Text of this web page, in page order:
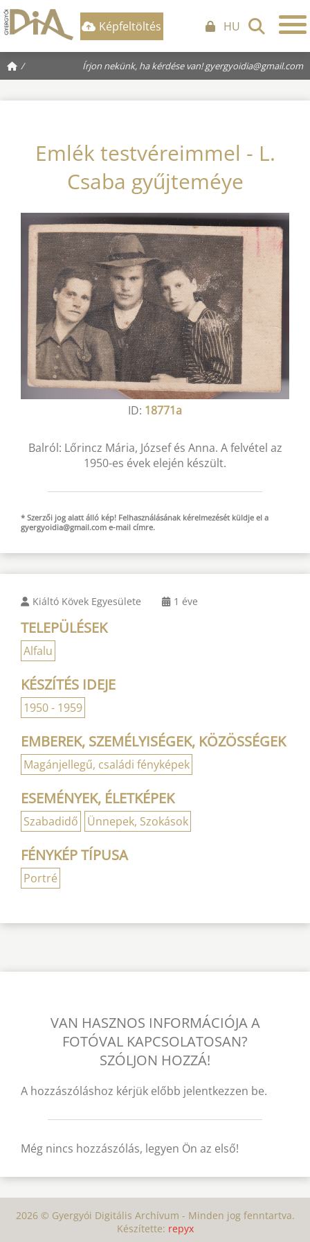
Képfeltöltés HU
/ Írjon nekünk, ha kérdése van!gyergyoidia@gmail.com
Emlék testvéreimmel - L.
Csaba gyűjteméye
ID: 18771a
Balról: Lőrincz Mária, József és Anna. A felvétel az
1950-es évek elején készült.
* Szerzői jog alatt álló kép! Felhasználásának kérelmezését küldje el a
gyergyoidia@gmail.com e-mail címre.
Kiáltó Kövek Egyesülete 1 éve
TELEPÜLÉSEK
Alfalu
KÉSZÍTÉS IDEJE
1950 - 1959
EMBEREK, SZEMÉLYISÉGEK, KÖZÖSSÉGEK
Magánjellegű, családi fényképek
ESEMÉNYEK, ÉLETKÉPEK
Szabadidő Ünnepek, Szokások
FÉNYKÉP TÍPUSA
Portré
VAN HASZNOS INFORMÁCIÓJA A
FOTÓVAL KAPCSOLATOSAN?
SZÓLJON HOZZÁ!
A hozzászóláshoz kérjük előbb jelentkezzen be.
Még nincs hozzászólás, legyen Ön az első!
2026 © Gyergyói Digitális Archívum - Minden jog fenntartva.
Készítette: repyx